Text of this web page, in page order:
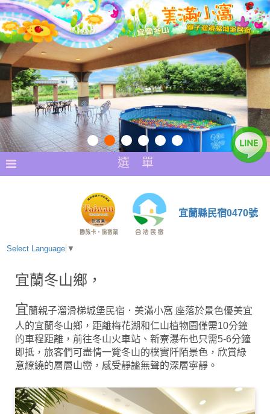
選 單
宜蘭縣民宿0470號
Select Language ▼
宜蘭冬山鄉，
宜蘭親子溜滑梯城堡民宿．美滿小窩 座落於景色優美宜
人的宜蘭冬山鄉，距離梅花湖和仁山植物園僅需10分鐘
的車程距離，前往冬山火車站、新寮瀑布也只需5-6分鐘
即抵，旅客們可盡情一覽冬山的樸實阡陌景色，欣賞綠
意繚繞的層層山巒，感受靜謐無聲的深層寧靜。